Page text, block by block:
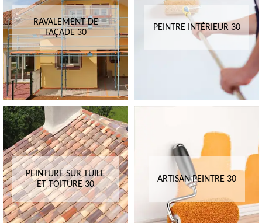
RAVALEMENT DE
FAÇADE 30
PEINTRE INTÉRIEUR 30
PEINTURE SUR TUILE
ET TOITURE 30
ARTISAN PEINTRE 30